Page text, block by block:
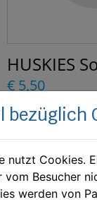
HUSKIES
€ 5,50
bezüglich
nutzt Cookies.
vom Besucher
werden von